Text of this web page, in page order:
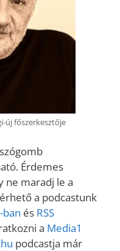
új főszerkesztője
Érdemes
ne maradj le a
a podcastunk
ban és RSS
a Media1
podcastja már